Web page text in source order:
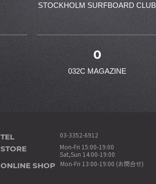
STOCKHOLM SURFBOARD CLUB
0
032C MAGAZINE
TEL 03-3352-6912
STORE
Mon-Fri 15:00-19:00
Sat,Sun 14:00-19:00
ONLINE SHOP Mon-Fri 13:00-19:00 (お問合せ)